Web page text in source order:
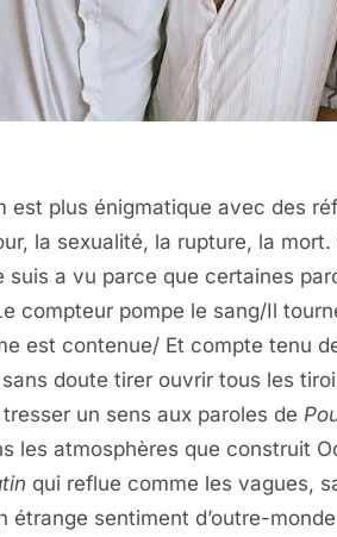
est plus énigmatique avec des
la sexualité, la rupture, la
suis a vu parce que certaines
compteur pompe le sang/Il
est contenue/ Et compte tenu
doute tirer ouvrir tous les
un sens aux paroles de
les atmosphères que construit
qui reflue comme les vagues,
étrange sentiment d’outre-